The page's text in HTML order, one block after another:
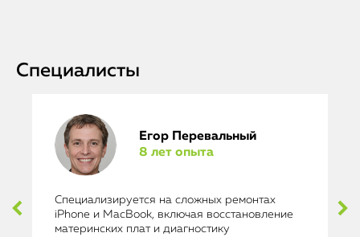
Специалисты
Егор Перевальный
8 лет опыта
Специализируется на сложных ремонтах
iPhone и MacBook, включая восстановление
материнских плат и диагностику